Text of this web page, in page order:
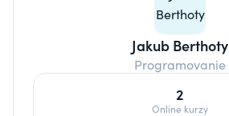
Jakub Berthoty
Programovanie
2
Online kurzy